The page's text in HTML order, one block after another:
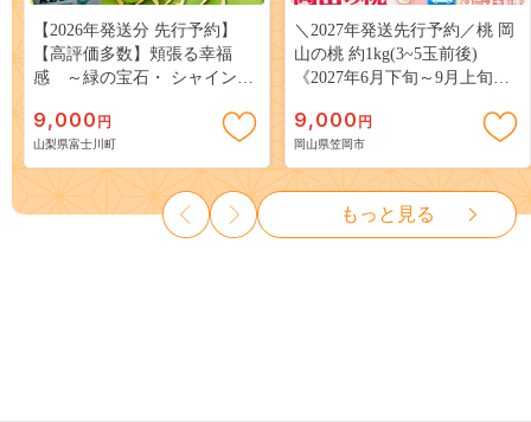
【2026年発送分 先行予約】
【高評価多数】頬張る幸福
感 ～緑の宝石・ シャインマ
３房） フルーツ 山梨県産 果
物 くだもの シャイン マスカ
ット ぶどう ブドウ 葡萄 大粒
種なし 先行予約 富士川町
10000円 一万円 9000円 九千円
9,000 円
山梨県富士川町
＼2027年発送先行予約／桃 岡
山の桃 約1kg(3~5玉前後)
《2027年6月下旬～9月上旬頃
岡山 はくとう スイーツ フル
ーツ 果物 デザート 旬 モモ も
も 先行予約 送料無料 果物 岡
山県 笠岡市 清水白桃 白鳳 白
麗 クール便---
kasaoka_zsy_419_100---
9,000 円
岡山県笠岡市
もっと見る